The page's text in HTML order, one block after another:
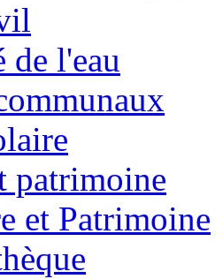
de l'eau
patrimoine
et Patrimoine